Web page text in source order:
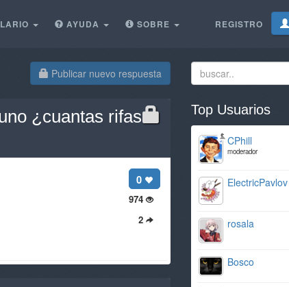
REGISTRO
AYUDA SOBRE
Publicar nuevo respuesta
¿cuantas rifas
0
974
2
Top Usuarios
CPhill
moderador
ElectricPavlov
rosala
Bosco